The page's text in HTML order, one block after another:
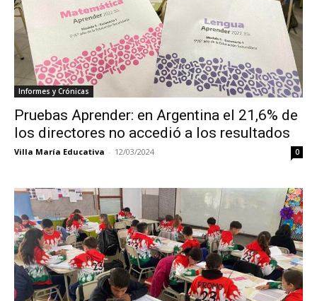
Informes y Crónicas
Pruebas Aprender: en Argentina el 21,6% de
los directores no accedió a los resultados
Villa María Educativa - 12/03/2024 0